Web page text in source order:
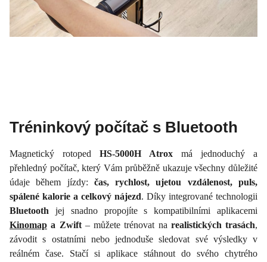
Tréninkový počítač s Bluetooth
Magnetický rotoped HS-5000H Atrox má jednoduchý a
přehledný počítač, který Vám průběžně ukazuje všechny důležité
údaje během jízdy: čas, rychlost, ujetou vzdálenost, puls,
spálené kalorie a celkový nájezd. Díky integrované technologii
Bluetooth jej snadno propojíte s kompatibilními aplikacemi
Kinomap a Zwift– můžete trénovat na realistických trasách,
závodit s ostatními nebo jednoduše sledovat své výsledky v
reálném čase. Stačí si aplikace stáhnout do svého chytrého